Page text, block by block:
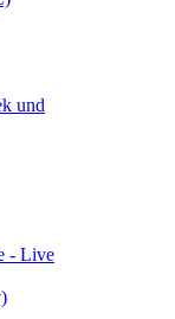
und
- Live